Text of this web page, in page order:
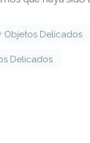
Objetos Delicados
Delicados